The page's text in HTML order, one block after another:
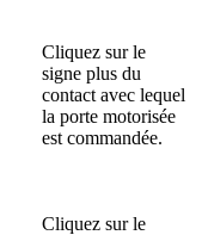
Cliquez sur le
signe plus du
contact avec lequel
la porte motorisée
est commandée.
Cliquez sur le